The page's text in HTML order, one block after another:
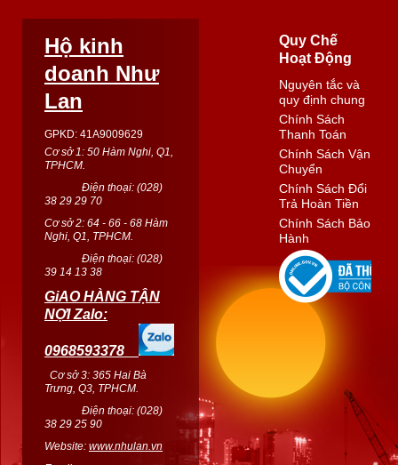
Hộ kinh
doanh Như
Lan
GPKD: 41A9009629
Cơ sở 1: 50 Hàm Nghi, Q1,
TPHCM.
Điện thoại: (028)
38 29 29 70
Cơ sở 2: 64 - 66 - 68 Hàm
Nghi, Q1, TPHCM.
Điện thoại: (028)
39 14 13 38
GiAO HÀNG TẬN
NỢI Zalo:
0968593378
Cơ sở 3: 365 Hai Bà
Trưng, Q3, TPHCM.
Điện thoại: (028)
38 29 25 90
Website: www.nhulan.vn
Quy Chế
Hoạt Động
Nguyên tắc và
quy định chung
Chính Sách
Thanh Toán
Chính Sách Vận
Chuyển
Chính Sách Đổi
Trả Hoàn Tiền
Chính Sách Bảo
Hành